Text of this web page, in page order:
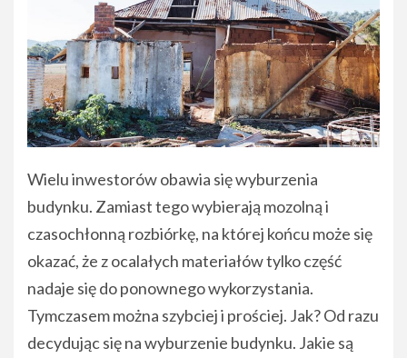
Wielu inwestorów obawia się wyburzenia
budynku. Zamiast tego wybierają mozolną i
czasochłonną rozbiórkę, na której końcu może się
okazać, że z ocalałych materiałów tylko część
nadaje się do ponownego wykorzystania.
Tymczasem można szybciej i prościej. Jak? Od razu
decydując się na wyburzenie budynku. Jakie są